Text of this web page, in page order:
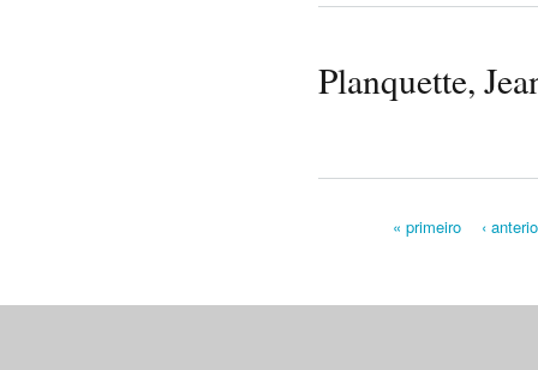
Planquette,
« primeiro ‹